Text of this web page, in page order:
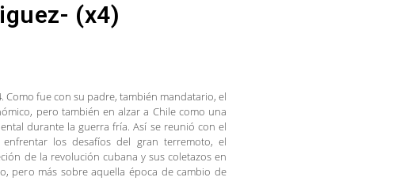
(x4)
Como fue con su padre, también mandatario, el
pero también en alzar a Chile como una
durante la guerra fría. Así se reunió con el
los desafíos del gran terremoto, el
de la revolución cubana y sus coletazos en
pero más sobre aquella época de cambio de